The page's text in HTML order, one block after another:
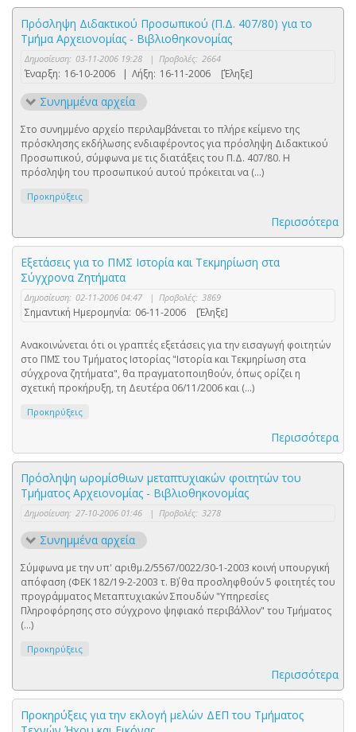
Πρόσληψη Διδακτικού Προσωπικού (Π.Δ. 407/80) για το
Τμήμα Αρχειονομίας - Βιβλιοθηκονομίας
Δημοσίευση: 03-11-2006 19:28 | Προβολές: 2664
Έναρξη: 16-10-2006 | Λήξη: 16-11-2006 [Έληξε]
Συνημμένα αρχεία
Στο συνημμένο αρχείο περιλαμβάνεται το πλήρε κείμενο της
πρόσκλησης εκδήλωσης ενδιαφέροντος για πρόσληψη Διδακτικού
Προσωπικού, σύμφωνα με τις διατάξεις του Π.Δ. 407/80. Η
πρόσληψη του προσωπικού αυτού πρόκειται να (...)
Προκηρύξεις
Περισσότερα
Εξετάσεις για το ΠΜΣ Ιστορία και Τεκμηρίωση στα
Σύγχρονα Ζητήματα
Δημοσίευση: 02-11-2006 04:47 | Προβολές: 3869
Σημαντική Ημερομηνία: 06-11-2006 [Έληξε]
Ανακοινώνεται ότι οι γραπτές εξετάσεις για την εισαγωγή φοιτητών
στο ΠΜΣ του Τμήματος Ιστορίας "Ιστορία και Τεκμηρίωση στα
σύγχρονα ζητήματα", θα πραγματοποιηθούν, όπως ορίζει η
σχετική προκήρυξη, τη Δευτέρα 06/11/2006 και (...)
Προκηρύξεις
Περισσότερα
Πρόσληψη ωρομίσθιων μεταπτυχιακών φοιτητών του
Τμήματος Αρχειονομίας - Βιβλιοθηκονομίας
Δημοσίευση: 27-10-2006 01:46 | Προβολές: 3278
Συνημμένα αρχεία
Σύμφωνα με την υπ' αριθμ.2/5567/0022/30-1-2003 κοινή υπουργική
απόφαση (ΦΕΚ 182/19-2-2003 τ. Β΄) θα προσληφθούν 5 φοιτητές του
προγράμματος Μεταπτυχιακών Σπουδών "Υπηρεσίες
Πληροφόρησης στο σύγχρονο ψηφιακό περιβάλλον" του Τμήματος
(...)
Προκηρύξεις
Περισσότερα
Προκηρύξεις για την εκλογή μελών ΔΕΠ του Τμήματος